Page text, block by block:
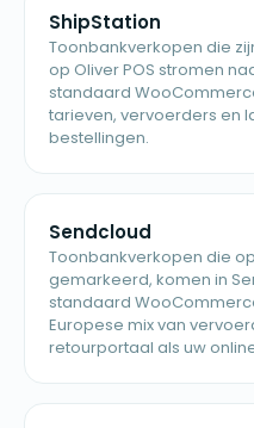
ShipStation
Toonbankverkopen die
op Oliver POS stromen
standaard
tarieven, vervoerders en
bestellingen.
Sendcloud
Toonbankverkopen die
gemarkeerd, komen in
standaard
Europese mix van
retourportaal als uw